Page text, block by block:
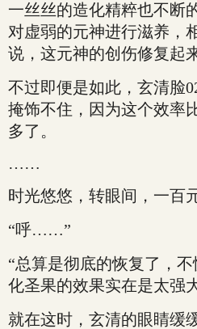
一丝丝的造化精粹也不断
对虚弱的元神进行滋养，
说，这元神的创伤修复起
不过即便是如此，玄清脸
掩饰不住，因为这个效率
多了。
……
时光悠悠，转眼间，一百
“呼……”
“总算是彻底的恢复了，
化圣果的效果实在是太强
就在这时，玄清的眼睛缓